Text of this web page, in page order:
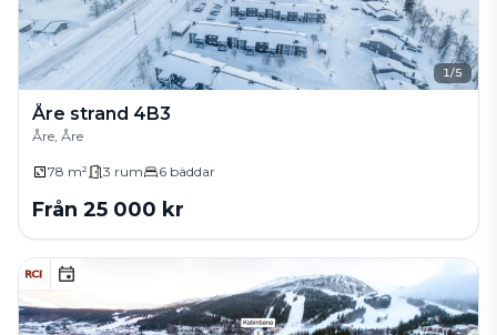
1/5
Åre strand 4B3
Åre, Åre
78 m² 3 rum 6 bäddar
Från 25 000 kr